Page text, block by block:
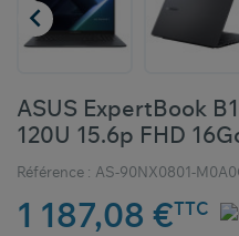

ASUS ExpertBook
120U 15.6p FHD
Référence : AS-90NX0801-
1 187,08 €TTC